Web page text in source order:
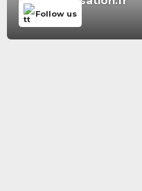
Follow us